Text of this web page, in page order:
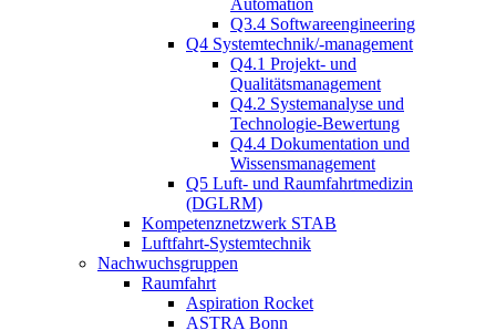
Automation
Q3.4 Softwareengineering
Q4 Systemtechnik/-management
Q4.1 Projekt- und
Qualitätsmanagement
Q4.2 Systemanalyse und
Technologie-Bewertung
Q4.4 Dokumentation und
Wissensmanagement
Q5 Luft- und Raumfahrtmedizin
(DGLRM)
Kompetenznetzwerk STAB
Luftfahrt-Systemtechnik
Nachwuchsgruppen
Raumfahrt
Aspiration Rocket
ASTRA Bonn